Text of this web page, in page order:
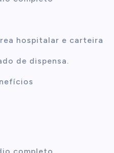
hospitalar e carteira
de dispensa.
completo